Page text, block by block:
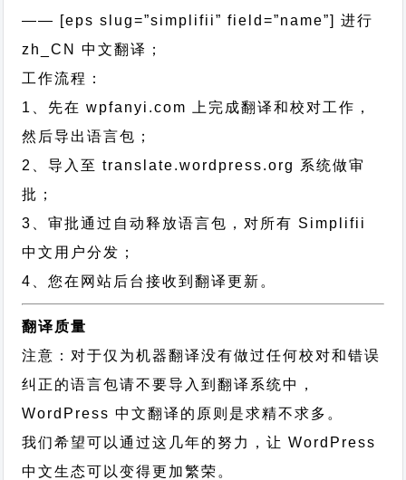
—— [eps slug=”simplifii” field=”name”]进行
zh_CN
中文翻译；
工作流程：
1、先在 wpfanyi.com 上完成翻译和校对工作，
然后导出语言包；
2、导入至 translate.wordpress.org 系统做审
批；
3、审批通过自动释放语言包，对所有 Simplifii
中文用户分发；
4、您在网站后台接收到翻译更新。
翻译质量
注意：对于仅为机器翻译没有做过任何校对和错误
纠正的语言包请不要导入到翻译系统中，
WordPress 中文翻译的原则 是求精不求多。
我们希望可以通过这几年的努力，让 WordPress
中文生态可以变得更加繁荣。